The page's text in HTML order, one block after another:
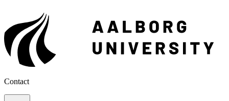
Contact